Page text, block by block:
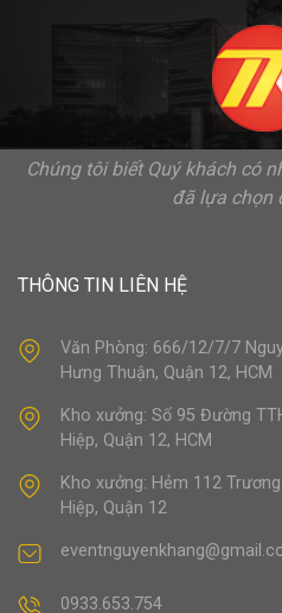
Chúng tôi biết Quý khách có
đã lựa chọn
THÔNG TIN LIÊN HỆ
Văn Phòng: 666/12/7/7
Hưng Thuận, Quận 12, HCM
Kho xưởng: Số 95 Đường
Hiệp, Quận 12, HCM
Kho xưởng: Hẻm 112
Hiệp, Quận 12
0933.653.754